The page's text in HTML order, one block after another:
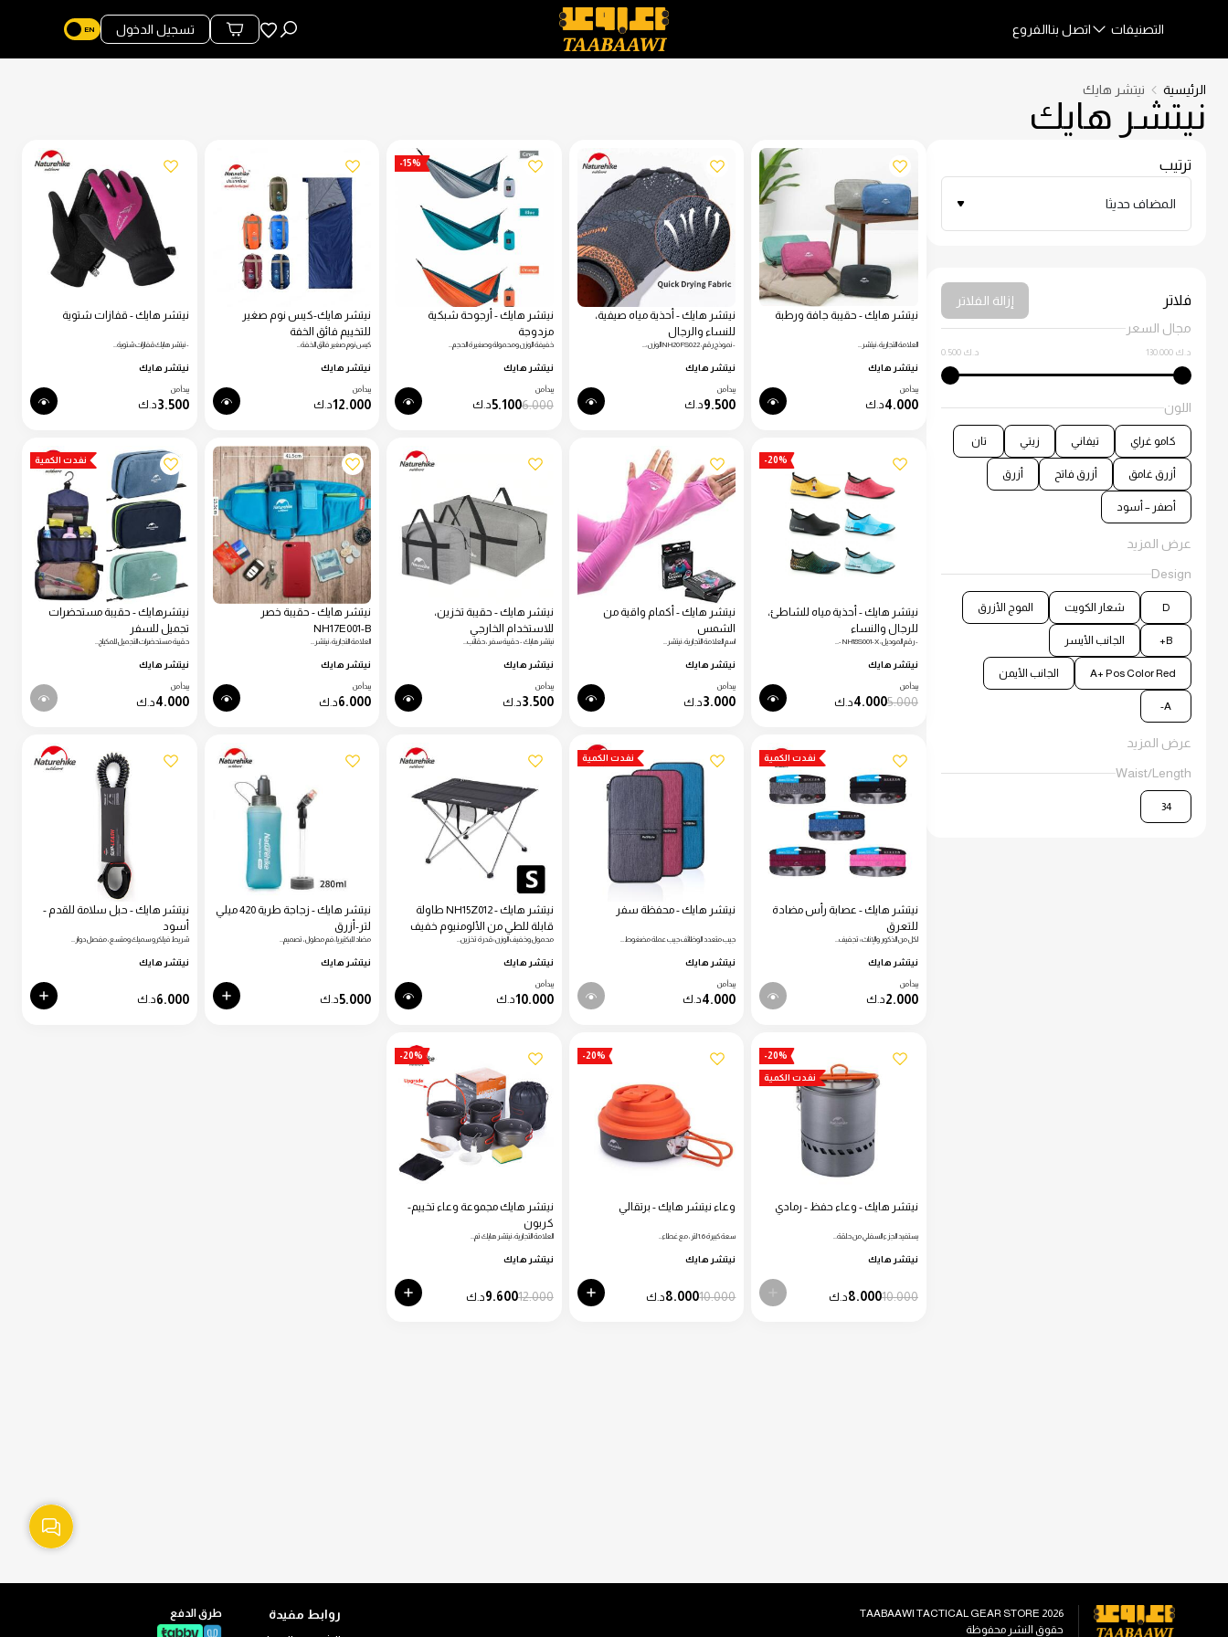
التصنيفات اتصل بناالفروع المفضلة
محتويات السلة
تسجيل الدخول
الرئيسية نيتشر هايك
نيتشر هايك
ترتيب
المضاف حديثا
فلاتر
إزالة الفلاتر
مجال السعر
0.500 د.ك 130.000 د.ك
اللون
كامو غراي تيفاني زيتي تان
أزرق غامق أزرق فاتح أزرق
أصفر – أسود
عرض المزيد
Design
D شعار الكويت الموج الأزرق
B+ الجانب الأيسر
A+ Pos Color Red الجانب الأيمن
A-
عرض المزيد
Waist/Length
34
نيتشر هايك - حقيبة جافة ورطبة
العلامة التجارية: نيتشر…
نيتشر هايك
يبدأ من
4.000د.ك
نيتشر هايك - أحذية مياه صيفية،
للنساء والرجال
- نموذج رقم: NH20FS022 الوزن:…
نيتشر هايك
يبدأ من
9.500د.ك
-15%
نيتشر هايك - أرجوحة شبكية
مزدوجة
خفيفة الوزن ومحمولة وصغيرة الحجم…
نيتشر هايك
يبدأ من
6.000
5.100د.ك
نيتشر هايك-كيس نوم صغير
للتخييم فائق الخفة
كيس نوم صغير فائق الخفة…
نيتشر هايك
يبدأ من
12.000د.ك
نيتشر هايك - قفازات شتوية
- نيتشر هايك قفازات شتوية…
نيتشر هايك
يبدأ من
3.500د.ك
-20%
نيتشر هايك - أحذية مياه للشاطئ،
للرجال والنساء
- رقم الموديل: NH18S001-X -…
نيتشر هايك
يبدأ من
5.000
4.000د.ك
نيتشر هايك - أكمام واقية من
الشمس
اسم العلامة التجارية: نيتشر…
نيتشر هايك
يبدأ من
3.000د.ك
نيتشر هايك - حقيبة تخزين،
للاستخدام الخارجي
نيتشر هايك - حقيبة سفر، حقائب…
نيتشر هايك
يبدأ من
3.500د.ك
نيتشر هايك - حقيبة خصر
NH17E001-B
العلامة التجارية: نيتشر…
نيتشر هايك
يبدأ من
6.000د.ك
نفدت الكمية
نيتشرهايك - حقيبة مستحضرات
تجميل للسفر
حقيبة مستحضرات التجميل للمكياج…
نيتشر هايك
يبدأ من
4.000د.ك
نفدت الكمية
نيتشر هايك - عصابة رأس مضادة
للتعرق
لكل من الذكور والإناث؛ تجفيف…
نيتشر هايك
يبدأ من
2.000د.ك
نفدت الكمية
نيتشر هايك - محفظة سفر
جيب متعدد الوظائف جيب عملة مضغوط…
نيتشر هايك
يبدأ من
4.000د.ك
نيتشر هايك - NH15Z012 طاولة
قابلة للطي من الألومنيوم خفيف
الوزن
محمول وخفيف الوزن؛ قدرة تخزين…
نيتشر هايك
يبدأ من
10.000د.ك
نيتشر هايك - زجاجة طرية 420 ميلي
لتر-أزرق
مضاد للبكتيريا، فم مطول، تصميم…
نيتشر هايك
5.000د.ك
نيتشر هايك - حبل سلامة للقدم -
أسود
شريط فيلكرو سميك ومتسع، مفصل دوار…
نيتشر هايك
6.000د.ك
-20%
نفدت الكمية
نيتشر هايك - وعاء حفظ - رمادي
يستفيد الجزء السفلي من حلقة…
نيتشر هايك
10.000
8.000د.ك
-20%
وعاء نيتشر هايك - برتقالي
سعة كبيرة 1.6 لتر، مع غطاء…
نيتشر هايك
10.000
8.000د.ك
-20%
نيتشر هايك مجموعة وعاء تخييم-
كربون
العلامة التجارية: نيتشر هايك تم…
نيتشر هايك
12.000
9.600د.ك
2026
TAABAAWI TACTICAL GEAR STORE
حقوق النشر محفوظة
روابط مفيدة
طرق الدفع